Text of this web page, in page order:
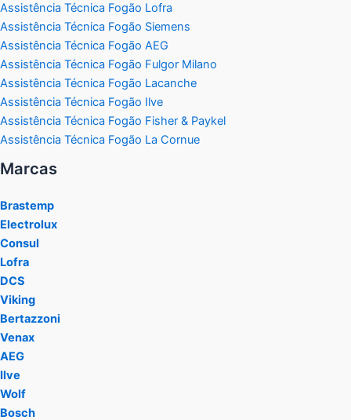
Assistência Técnica Fogão Lofra
Assistência Técnica Fogão Siemens
Assistência Técnica Fogão AEG
Assistência Técnica Fogão Fulgor Milano
Assistência Técnica Fogão Lacanche
Assistência Técnica Fogão Ilve
Assistência Técnica Fogão Fisher & Paykel
Assistência Técnica Fogão La Cornue
Marcas
Brastemp
Electrolux
Consul
Lofra
DCS
Viking
Bertazzoni
Venax
AEG
Ilve
Wolf
Bosch